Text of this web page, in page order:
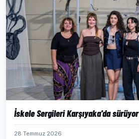
İskele Sergileri Karşıyaka'da sürüyor
28 Temmuz 2026